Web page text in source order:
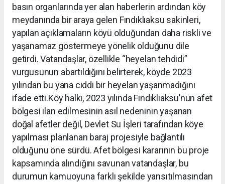
basın organlarında yer alan haberlerin ardından köy
meydanında bir araya gelen Fındıklıaksu sakinleri,
yapılan açıklamaların köyü olduğundan daha riskli ve
yaşanamaz göstermeye yönelik olduğunu dile
getirdi. Vatandaşlar, özellikle “heyelan tehdidi”
vurgusunun abartıldığını belirterek, köyde 2023
yılından bu yana ciddi bir heyelan yaşanmadığını
ifade etti.Köy halkı, 2023 yılında Fındıklıaksu’nun afet
bölgesi ilan edilmesinin asıl nedeninin yaşanan
doğal afetler değil, Devlet Su İşleri tarafından köye
yapılması planlanan baraj projesiyle bağlantılı
olduğunu öne sürdü. Afet bölgesi kararının bu proje
kapsamında alındığını savunan vatandaşlar, bu
durumun kamuoyuna farklı şekilde yansıtılmasından